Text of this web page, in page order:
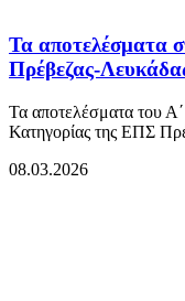
Τα αποτελέσματα
Πρέβεζας-
Τα αποτελέσματα του
Κατηγορίας της ΕΠΣ
08.03.2026